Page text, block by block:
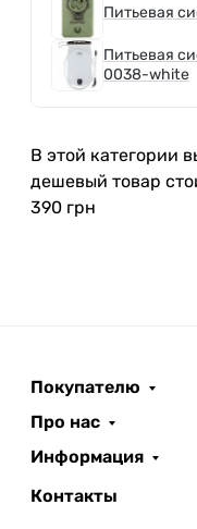
Питьевая
Питьевая
0038-white
В этой категории
дешевый товар
390 грн
Покупателю
Про нас
Информация
Контакты